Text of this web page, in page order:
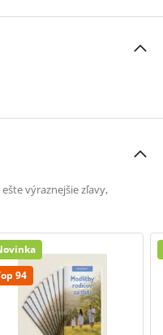
výraznejšie zľavy,
94